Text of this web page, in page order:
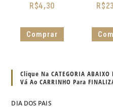
R$4,30
Comprar
R$
Clique Na CATEGORIA
Vá Ao CARRINHO Para
DIA DOS PAIS